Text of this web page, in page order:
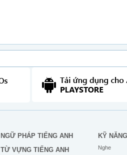
NGỮ PHÁP TIẾNG ANH
TỪ VỰNG TIẾNG ANH
KỸ NĂNG
Nghe